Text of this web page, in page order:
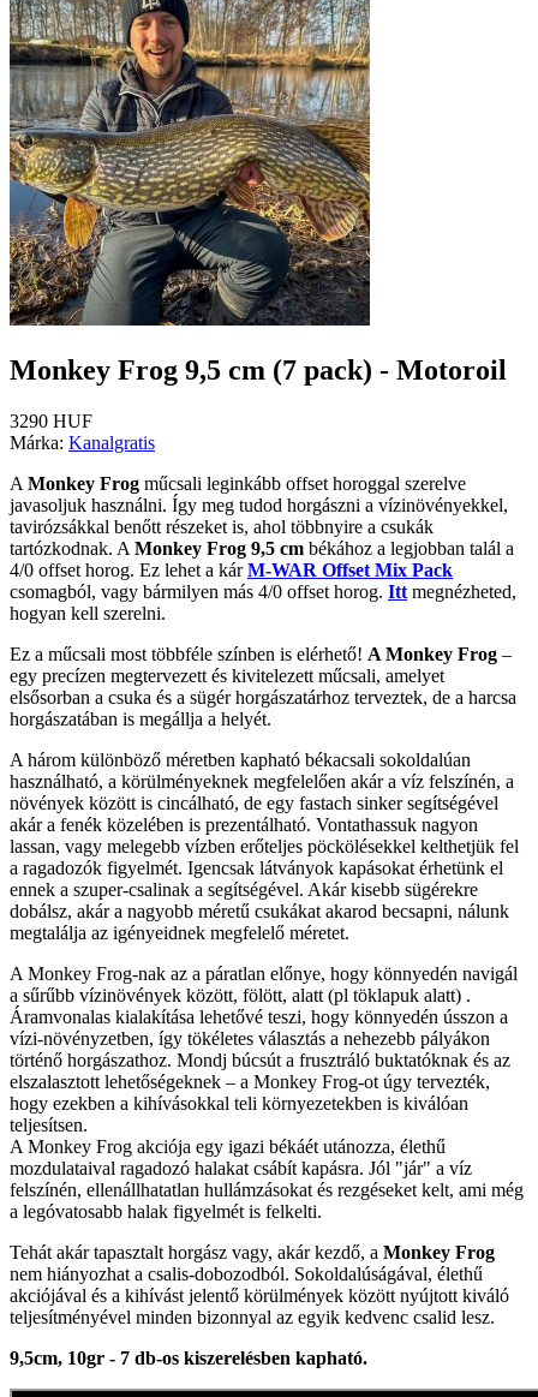
Monkey Frog 9,5 cm (7 pack) - Motoroil
3290 HUF
Márka: Kanalgratis
A Monkey Frog műcsali leginkább offset horoggal szerelve
javasoljuk használni. Így meg tudod horgászni a vízinövényekkel,
tavirózsákkal benőtt részeket is, ahol többnyire a csukák
tartózkodnak. A Monkey Frog 9,5 cm békához a legjobban talál a
4/0 offset horog. Ez lehet a kárM-WAR Offset Mix Pack
csomagból, vagy bármilyen más 4/0 offset horog. Itt megnézheted,
hogyan kell szerelni.
Ez a műcsali most többféle színben is elérhető! A Monkey Frog –
egy precízen megtervezett és kivitelezett műcsali, amelyet
elsősorban a csuka és a sügér horgászatárhoz terveztek, de a harcsa
horgászatában is megállja a helyét.
A három különböző méretben kapható békacsali sokoldalúan
használható, a körülményeknek megfelelően akár a víz felszínén, a
növények között is cincálható, de egy fastach sinker segítségével
akár a fenék közelében is prezentálható. Vontathassuk nagyon
lassan, vagy melegebb vízben erőteljes pöckölésekkel kelthetjük fel
a ragadozók figyelmét. Igencsak látványok kapásokat érhetünk el
ennek a szuper-csalinak a segítségével. Akár kisebb sügérekre
dobálsz, akár a nagyobb méretű csukákat akarod becsapni, nálunk
megtalálja az igényeidnek megfelelő méretet.
A Monkey Frog-nak az a páratlan előnye, hogy könnyedén navigál
a sűrűbb vízinövények között, fölött, alatt (pl töklapuk alatt) .
Áramvonalas kialakítása lehetővé teszi, hogy könnyedén ússzon a
vízi-növényzetben, így tökéletes választás a nehezebb pályákon
történő horgászathoz. Mondj búcsút a frusztráló buktatóknak és az
elszalasztott lehetőségeknek – a Monkey Frog-ot úgy tervezték,
hogy ezekben a kihívásokkal teli környezetekben is kiválóan
teljesítsen.
A Monkey Frog akciója egy igazi békáét utánozza, élethű
mozdulataival ragadozó halakat csábít kapásra. Jól "jár" a víz
felszínén, ellenállhatatlan hullámzásokat és rezgéseket kelt, ami még
a legóvatosabb halak figyelmét is felkelti.
Tehát akár tapasztalt horgász vagy, akár kezdő, a Monkey Frog
nem hiányozhat a csalis-dobozodból. Sokoldalúságával, élethű
akciójával és a kihívást jelentő körülmények között nyújtott kiváló
teljesítményével minden bizonnyal az egyik kedvenc csalid lesz.
9,5cm, 10gr - 7 db-os kiszerelésben kapható.